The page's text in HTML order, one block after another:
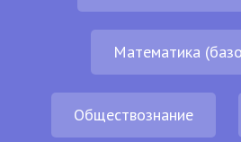
Математика
Обществознание